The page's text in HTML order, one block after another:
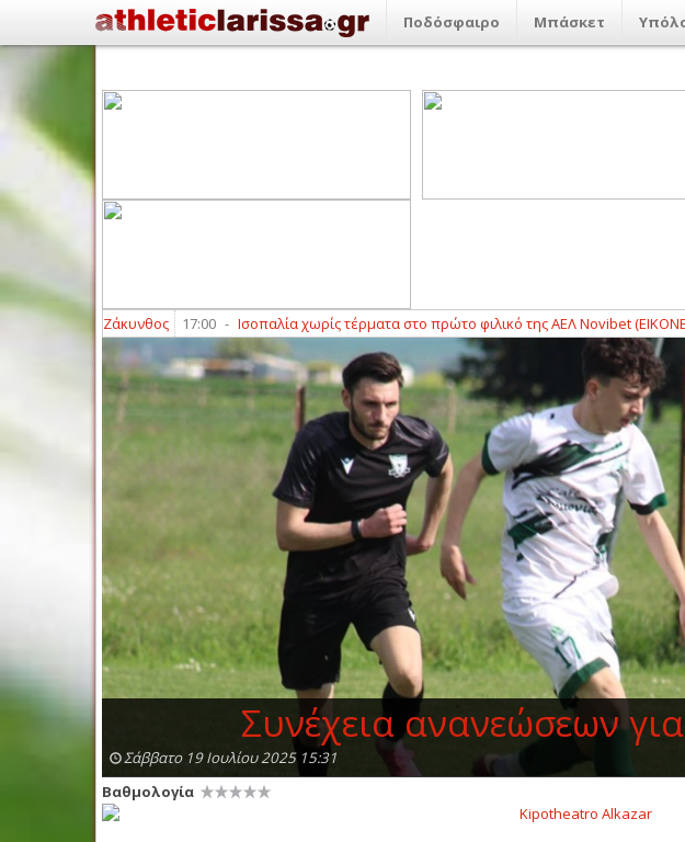
Ποδόσφαιρο Μπάσκετ
17:00 - Ισοπαλία χωρίς τέρματα στο πρώτο φιλικό της ΑΕΛ Novibet (ΕΙΚΟΝΕΣ) 16:50 -
Συνέχεια ανανεώσεων
Σάββατο 19 Ιουλίου 2025 15:31
Βαθμολογία